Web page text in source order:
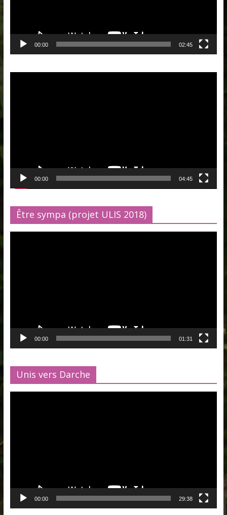
00:00 02:45
00:00 04:45
Être sympa (projet ULIS 2018)
00:00 01:31
Unis vers Darche
00:00 29:38